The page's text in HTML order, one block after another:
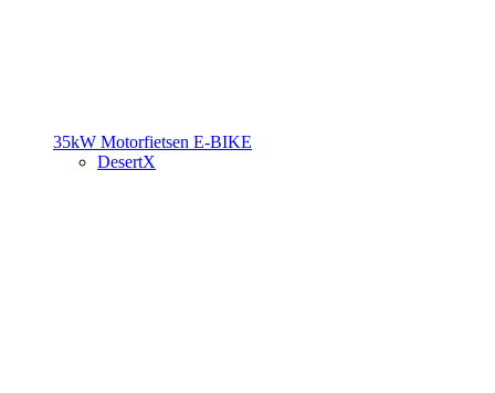
35kW Motorfietsen E-BIKE
DesertX